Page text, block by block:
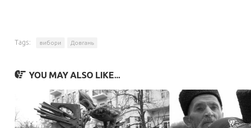
Tags: вибори Довгань
YOU MAY ALSO LIKE...